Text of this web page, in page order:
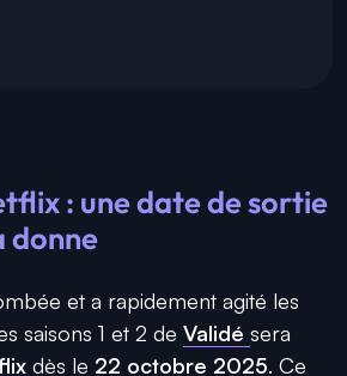
: une date de sortie
donne
et a rapidement agité les
saisons 1 et 2 de Validé sera
dès le 22 octobre 2025. Ce